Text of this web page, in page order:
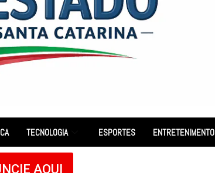
TECNOLOGIA ESPORTES ENTRETENIMENTO
AQUI